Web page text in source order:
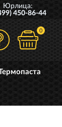
РОССИИ
Юрлица:
450-86-44
0